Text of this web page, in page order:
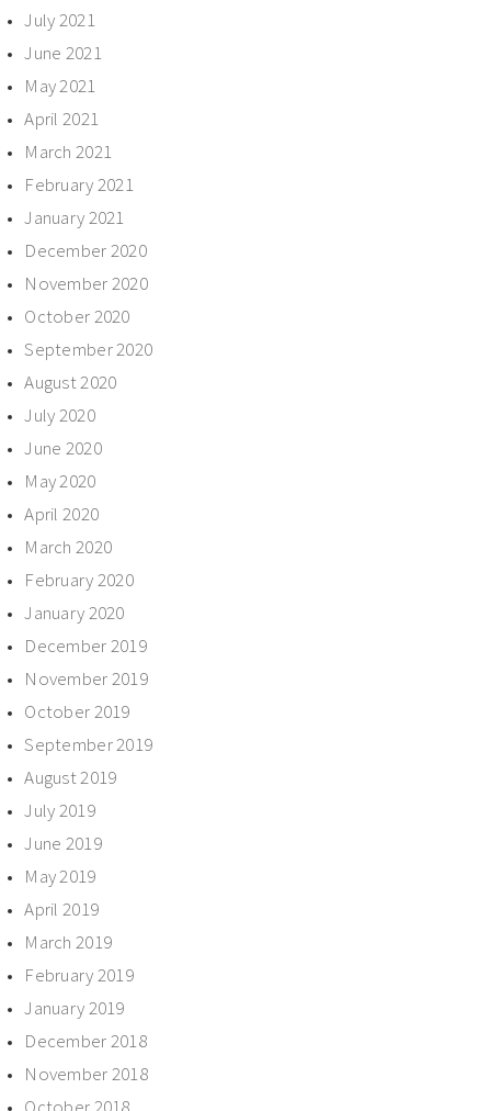
July 2021
June 2021
May 2021
April 2021
March 2021
February 2021
January 2021
December 2020
November 2020
October 2020
September 2020
August 2020
July 2020
June 2020
May 2020
April 2020
March 2020
February 2020
January 2020
December 2019
November 2019
October 2019
September 2019
August 2019
July 2019
June 2019
May 2019
April 2019
March 2019
February 2019
January 2019
December 2018
November 2018